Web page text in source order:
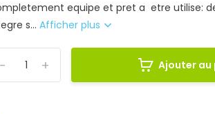
equipe et pret a etre utilise:
s...Afficher plus
+
- Ajouter au